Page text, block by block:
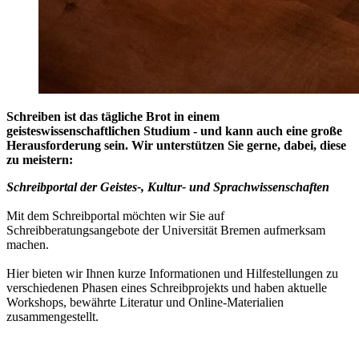
Schreiben ist das tägliche Brot in einem
geisteswissenschaftlichen Studium - und kann auch eine große
Herausforderung sein. Wir unterstützen Sie gerne, dabei, diese
zu meistern:
Schreibportal der Geistes-, Kultur- und Sprachwissenschaften
Mit dem Schreibportal möchten wir Sie auf
Schreibberatungsangebote der Universität Bremen aufmerksam
machen.
Hier bieten wir Ihnen kurze Informationen und Hilfestellungen zu
verschiedenen Phasen eines Schreibprojekts und haben aktuelle
Workshops, bewährte Literatur und Online-Materialien
zusammengestellt.